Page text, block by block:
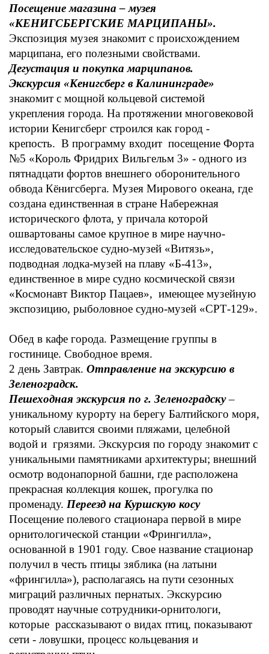
Посещение магазина – музея
«КЕНИГСБЕРГСКИЕ МАРЦИПАНЫ».
Экспозиция музея знакомит с происхождением
марципана, его полезными свойствами.
Дегустация и покупка марципанов.
Экскурсия «Кенигсберг в Калининграде»
знакомит с мощной кольцевой системой
укрепления города. На протяжении многовековой
истории Кенигсберг строился как город -
крепость. В программу входит посещение Форта
№5 «Король Фридрих Вильгельм 3» - одного из
пятнадцати фортов внешнего оборонительного
обвода Кёнигсберга. Музея Мирового океана, где
создана единственная в стране Набережная
исторического флота, у причала которой
ошвартованы самое крупное в мире научно-
исследовательское судно-музей «Витязь»,
подводная лодка-музей на плаву «Б-413»,
единственное в мире судно космической связи
«Космонавт Виктор Пацаев», имеющее музейную
экспозицию, рыболовное судно-музей «СРТ-129».
Обед в кафе города. Размещение группы в
гостинице. Свободное время.
2 день Завтрак. Отправление на экскурсию в
Зеленоградск.
Пешеходная экскурсия по г. Зеленоградску –
уникальному курорту на берегу Балтийского моря,
который славится своими пляжами, целебной
водой и грязями. Экскурсия по городу знакомит с
уникальными памятниками архитектуры; внешний
осмотр водонапорной башни, где расположена
прекрасная коллекция кошек, прогулка по
променаду. Переезд на Куршскую косу
Посещение полевого стационара первой в мире
орнитологической станции «Фрингилла»,
основанной в 1901 году. Свое название стационар
получил в честь птицы зяблика (на латыни
«фрингилла»), располагаясь на пути сезонных
миграций различных пернатых. Экскурсию
проводят научные сотрудники-орнитологи,
которые рассказывают о видах птиц, показывают
сети - ловушки, процесс кольцевания и